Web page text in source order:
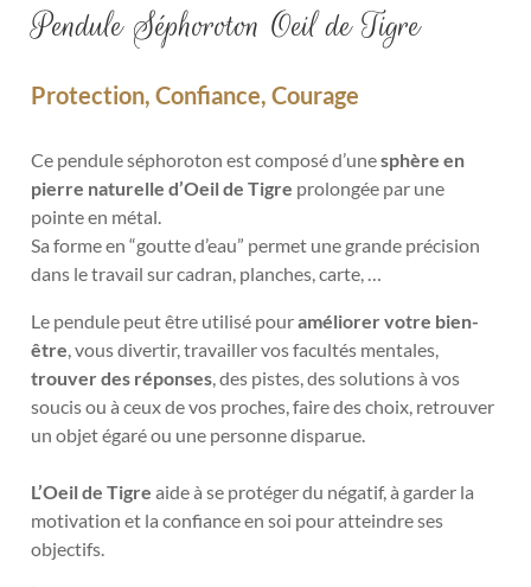
Pendule Séphoroton Oeil de Tigre
Protection, Confiance, Courage
Ce pendule séphoroton est composé d’unesphère en
pierre naturelle d’Oeil de Tigre prolongée par une
pointe en métal.
Sa forme en “goutte d’eau” permet une grande précision
dans le travail sur cadran, planches, carte, …
Le pendule peut être utilisé pouraméliorer votre bien-
être , vous divertir, travailler vos facultés mentales,
trouver des réponses , des pistes, des solutions à vos
soucis ou à ceux de vos proches, faire des choix, retrouver
un objet égaré ou une personne disparue.
L’Oeil de Tigreaide à se protéger du négatif, à garder la
motivation et la confiance en soi pour atteindre ses
objectifs.